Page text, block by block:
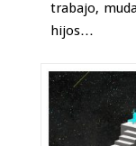
trabajo,
hijos…